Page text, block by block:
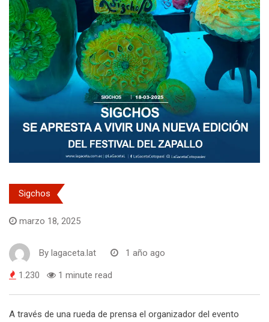
Sigchos
marzo 18, 2025
By lagaceta.lat 1 año ago
1.230 1 minute read
A través de una rueda de prensa el organizador del evento